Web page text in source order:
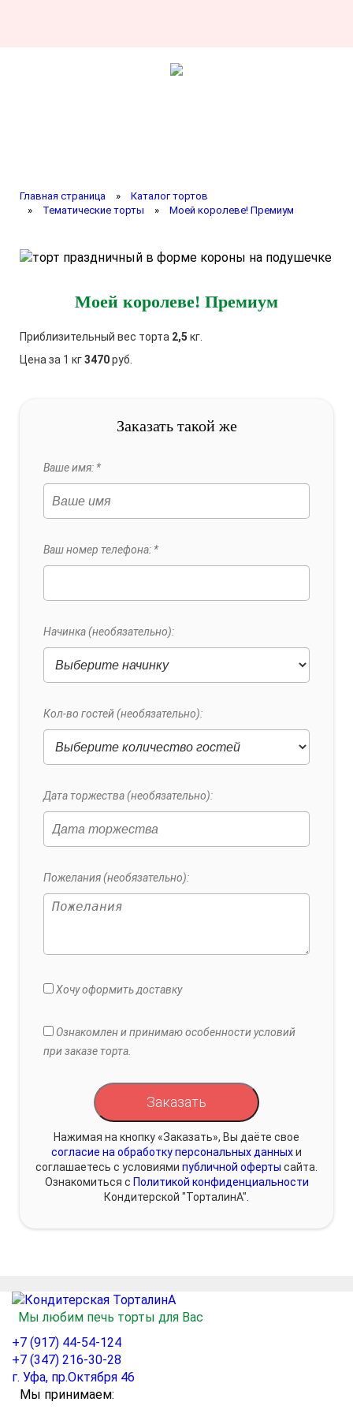
Главная страница »
Каталог тортов
»
Тематические торты » Моей королеве! Премиум
Моей королеве! Премиум
Приблизительный вес торта 2,5 кг.
Цена за 1 кг3470руб.
Заказать такой же
Ваше имя: *
Ваш номер телефона: *
Начинка (необязательно):
Кол-во гостей (необязательно):
Дата торжества (необязательно):
Пожелания (необязательно):
Хочу оформить доставку
Ознакомлен и принимаю особенности условий
при заказе торта.
Заказать
Нажимая на кнопку «Заказать», Вы даёте свое
согласие на обработку персональных данныхи
соглашаетесь с условиями публичной оферты сайта.
Ознакомиться с Политикой конфиденциальности
Кондитерской "ТорталинА".
Мы любим печь торты для Вас
+7 (917) 44-54-124
+7 (347) 216-30-28
г. Уфа, пр.Октября 46
Мы принимаем: